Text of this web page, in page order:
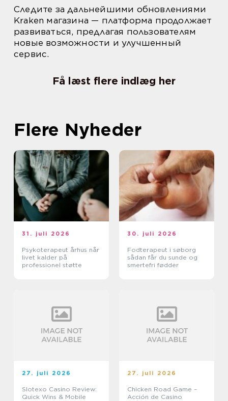
Следите за дальнейшими обновлениями
Kraken магазина — платформа продолжает
развиваться, предлагая пользователям
новые возможности и улучшенный
сервис.
Få læst flere indlæg her
Flere Nyheder
31. juli 2026
Psykoterapeut århus når
livet kalder på
professionel støtte
30. juli 2026
Fodterapeut i søborg
sådan får du sunde og
smertefri fødder
27. juli 2026
Slotexo Casino Review:
Quick Wins & Mobile
27. juli 2026
Chicken Road Game –
Acción de Casino